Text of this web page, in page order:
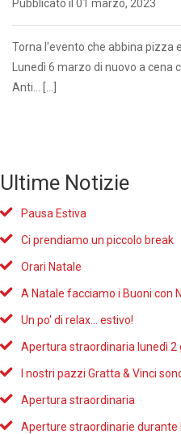
Pubblicato il 01 marzo, 2023
Torna l'evento che abbina pizza
Lunedì 6 marzo di nuovo a cena
Anti... […]
Ultime Notizie
Pausa Estiva
Ci prendiamo un piccolo break
Orari Natale
A Natale facciamo i Buoni con
Un po' di relax... estivo!
Apertura straordinaria lunedì 2
I nostri pazzi Gratta & Vinci
Apertura straordinaria
Aperture straordinarie durante